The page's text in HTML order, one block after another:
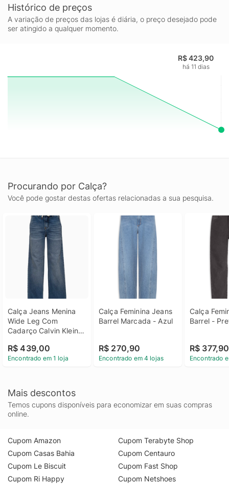
Histórico de preços
A variação de preços das lojas é diária, o preço desejado pode
ser atingido a qualquer momento.
R$ 423,90
há 11 dias
Procurando por Calça?
Você pode gostar destas ofertas relacionadas a sua pesquisa.
Calça Jeans Menina
Wide Leg Com
Cadarço Calvin Klein
Calça Jeans Menina
Wide Leg Com
R$ 439,00
Encontrado em 1 loja
Calça Feminina Jeans
Barrel Marcada - Azul
R$ 270,90
Encontrado em 4 lojas
Calça
Barrel -
R$ 377,90
Encontrado
Mais descontos
Temos cupons disponíveis para economizar em suas compras
online.
Cupom Amazon
Cupom Casas Bahia
Cupom Le Biscuit
Cupom Ri Happy
Cupom Terabyte Shop
Cupom Centauro
Cupom Fast Shop
Cupom Netshoes